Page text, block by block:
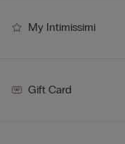
My Intimissimi
Gift Card